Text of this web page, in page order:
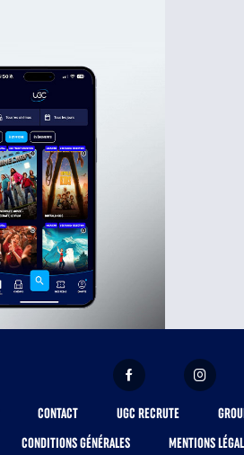
FACEBOOK INSTAGRAM
CONTACT UGC RECRUTE
CONDITIONS GÉNÉRALES MENTIONS